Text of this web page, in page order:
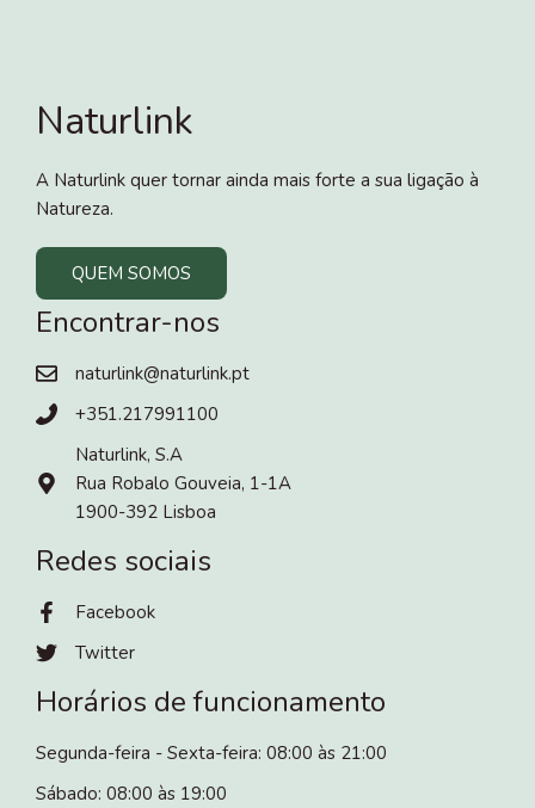
Naturlink
A Naturlink quer tornar ainda mais forte a sua ligação à
Natureza.
QUEM SOMOS
Encontrar-nos
naturlink@naturlink.pt
+351.217991100
Naturlink, S.A
Rua Robalo Gouveia, 1-1A
1900-392 Lisboa
Redes sociais
Facebook
Twitter
Horários de funcionamento
Segunda-feira - Sexta-feira: 08:00 às 21:00
Sábado: 08:00 às 19:00